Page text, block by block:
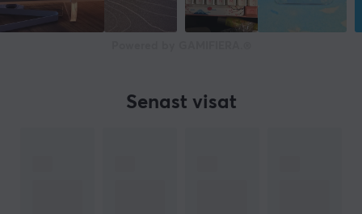
Senast visat